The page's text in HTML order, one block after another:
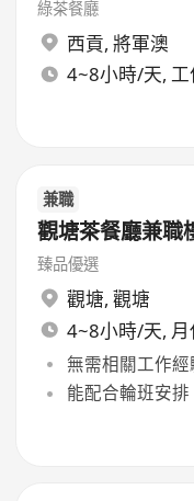
綠茶餐廳
西貢, 將軍澳
4~8小時/天,
兼職
觀塘茶餐廳兼職
臻品優選
觀塘, 觀塘
4~8小時/天,
無需相關工作
能配合輪班安